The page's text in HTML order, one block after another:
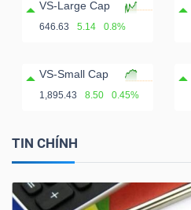
VS-Large Cap
646.63 5.14 0.8%
VS-Small Cap
1,895.43 8.50 0.45%
TIN CHÍNH